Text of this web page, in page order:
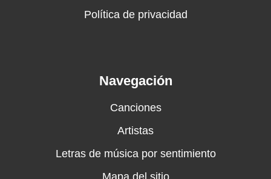
Política de privacidad
Navegación
Canciones
Artistas
Letras de música por sentimiento